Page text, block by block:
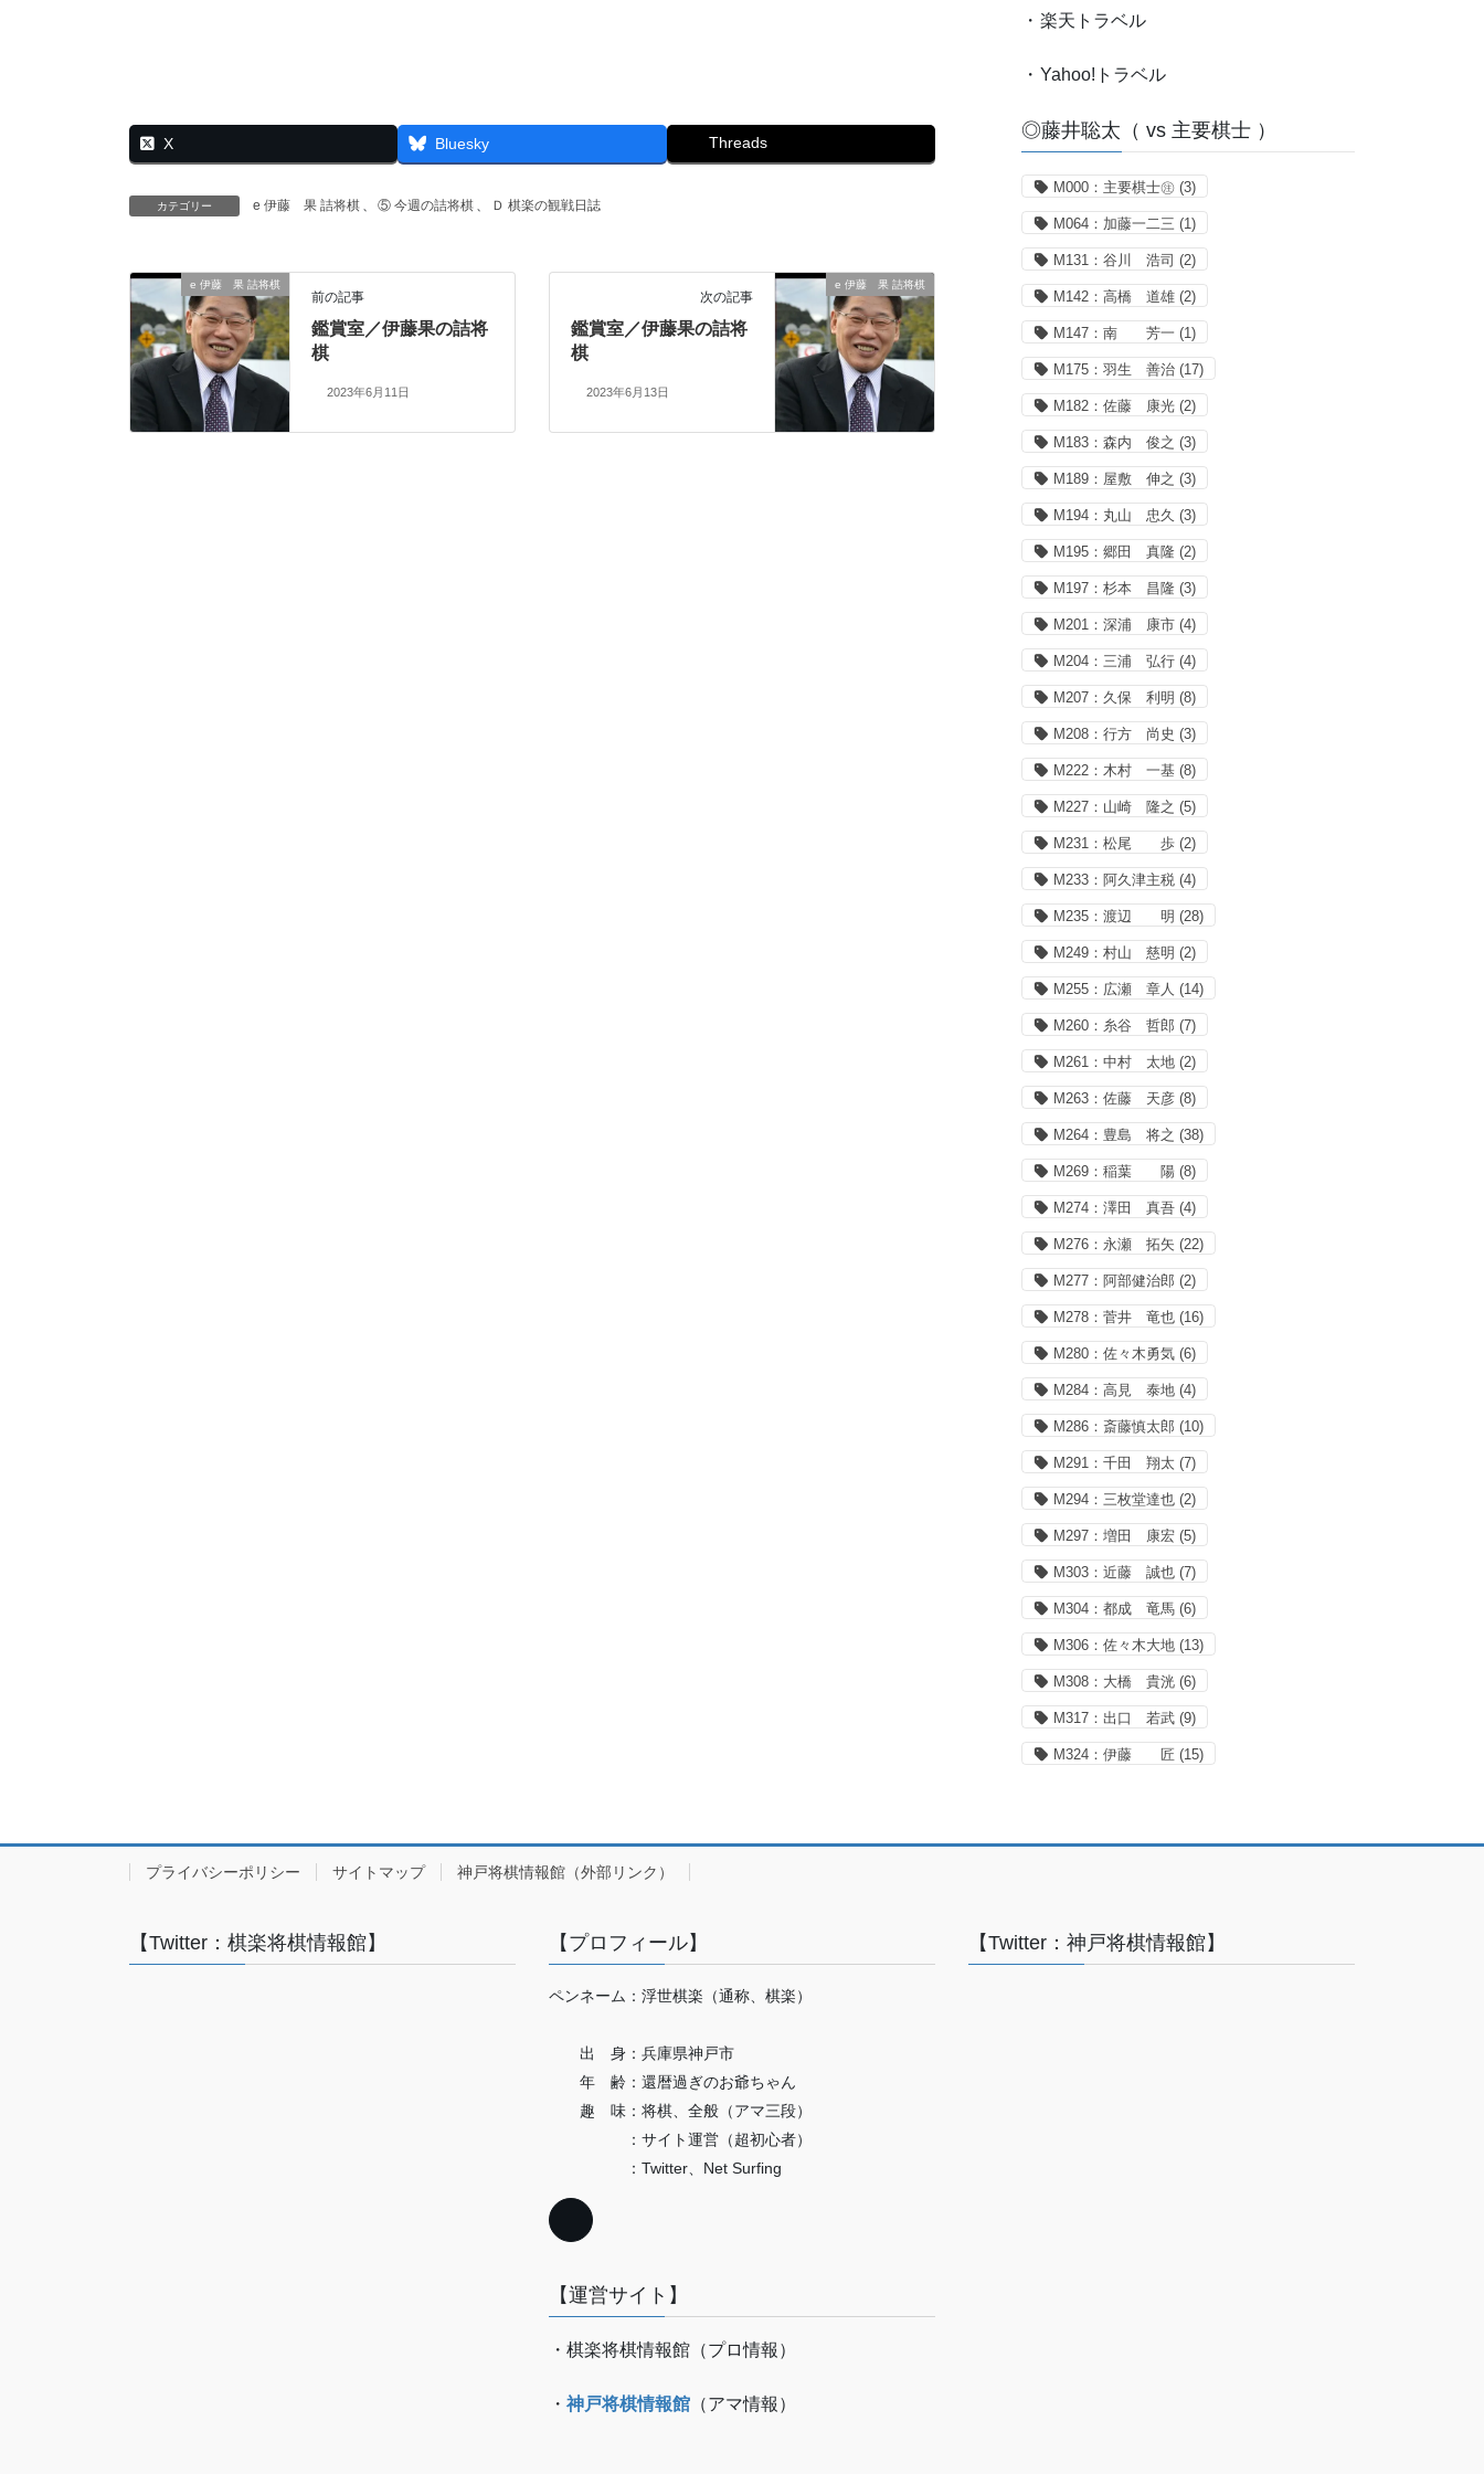
X Bluesky Threads
カテゴリー e 伊藤 果 詰将棋 、 ⑤ 今週の詰将棋 、 Ｄ 棋楽の観戦日誌
e 伊藤 果 詰将棋
前の記事
鑑賞室／伊藤果の詰将
棋
2023年6月11日
e 伊藤 果 詰将棋
次の記事
鑑賞室／伊藤果の詰将
棋
2023年6月13日
・ 楽天トラベル
・ Yahoo!トラベル
◎藤井聡太（ vs 主要棋士 ）
M000：主要棋士㊟ (3)
M064：加藤一二三 (1)
M131：谷川 浩司 (2)
M142：高橋 道雄 (2)
M147：南 芳一 (1)
M175：羽生 善治 (17)
M182：佐藤 康光 (2)
M183：森内 俊之 (3)
M189：屋敷 伸之 (3)
M194：丸山 忠久 (3)
M195：郷田 真隆 (2)
M197：杉本 昌隆 (3)
M201：深浦 康市 (4)
M204：三浦 弘行 (4)
M207：久保 利明 (8)
M208：行方 尚史 (3)
M222：木村 一基 (8)
M227：山崎 隆之 (5)
M231：松尾 歩 (2)
M233：阿久津主税 (4)
M235：渡辺 明 (28)
M249：村山 慈明 (2)
M255：広瀬 章人 (14)
M260：糸谷 哲郎 (7)
M261：中村 太地 (2)
M263：佐藤 天彦 (8)
M264：豊島 将之 (38)
M269：稲葉 陽 (8)
M274：澤田 真吾 (4)
M276：永瀬 拓矢 (22)
M277：阿部健治郎 (2)
M278：菅井 竜也 (16)
M280：佐々木勇気 (6)
M284：高見 泰地 (4)
M286：斎藤慎太郎 (10)
M291：千田 翔太 (7)
M294：三枚堂達也 (2)
M297：増田 康宏 (5)
M303：近藤 誠也 (7)
M304：都成 竜馬 (6)
M306：佐々木大地 (13)
M308：大橋 貴洸 (6)
M317：出口 若武 (9)
M324：伊藤 匠 (15)
プライバシーポリシー サイトマップ 神戸将棋情報館（外部リンク）
【Twitter：棋楽将棋情報館】 【プロフィール】
ペンネーム：浮世棋楽（通称、棋楽）
出 身：兵庫県神戸市
年 齢：還暦過ぎのお爺ちゃん
趣 味：将棋、全般（アマ三段）
：サイト運営（超初心者）
：Twitter、Net Surfing
【運営サイト】
・棋楽将棋情報館（プロ情報）
・ 神戸将棋情報館 （アマ情報）
【Twitter：神戸将棋情報館】